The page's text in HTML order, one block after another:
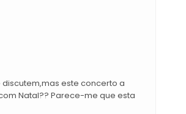
este concerto a
com Natal?? Parece-me que esta